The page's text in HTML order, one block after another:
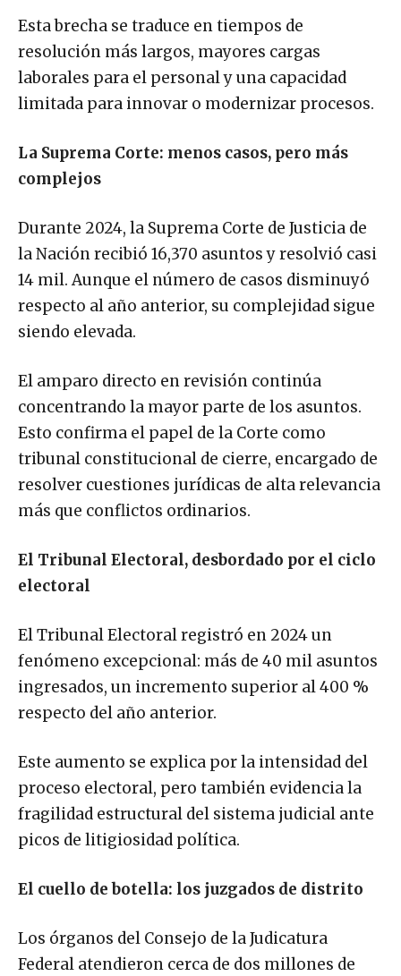
Esta brecha se traduce en tiempos de
resolución más largos, mayores cargas
laborales para el personal y una capacidad
limitada para innovar o modernizar procesos.
La Suprema Corte: menos casos, pero más
complejos
Durante 2024, la Suprema Corte de Justicia de
la Nación recibió 16,370 asuntos y resolvió casi
14 mil. Aunque el número de casos disminuyó
respecto al año anterior, su complejidad sigue
siendo elevada.
El amparo directo en revisión continúa
concentrando la mayor parte de los asuntos.
Esto confirma el papel de la Corte como
tribunal constitucional de cierre, encargado de
resolver cuestiones jurídicas de alta relevancia
más que conflictos ordinarios.
El Tribunal Electoral, desbordado por el ciclo
electoral
El Tribunal Electoral registró en 2024 un
fenómeno excepcional: más de 40 mil asuntos
ingresados, un incremento superior al 400 %
respecto del año anterior.
Este aumento se explica por la intensidad del
proceso electoral, pero también evidencia la
fragilidad estructural del sistema judicial ante
picos de litigiosidad política.
El cuello de botella: los juzgados de distrito
Los órganos del Consejo de la Judicatura
Federal atendieron cerca de dos millones de